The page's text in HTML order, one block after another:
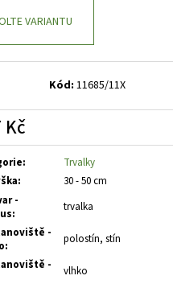
VARIANTU
Kód: 11685/11X
Kč
: Trvalky
: 30 - 50 cm
-
: trvalka
-
: polostín, stín
-
vlhko
EARLY WHITEPLAMENKA